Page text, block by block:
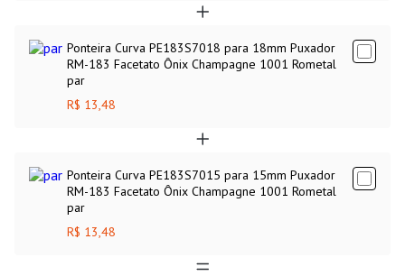
Ponteira Curva PE183S7018 para 18mm Puxador
RM-183 Facetato Ônix Champagne 1001 Rometal
par
R$ 13,48
Ponteira Curva PE183S7015 para 15mm Puxador
RM-183 Facetato Ônix Champagne 1001 Rometal
par
R$ 13,48